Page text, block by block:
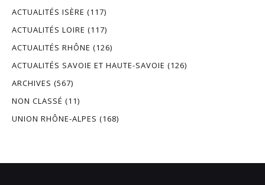
ACTUALITÉS ISÈRE (117)
ACTUALITÉS LOIRE (117)
ACTUALITÉS RHÔNE (126)
ACTUALITÉS SAVOIE ET HAUTE-SAVOIE (126)
ARCHIVES (567)
NON CLASSÉ (11)
UNION RHÔNE-ALPES (168)